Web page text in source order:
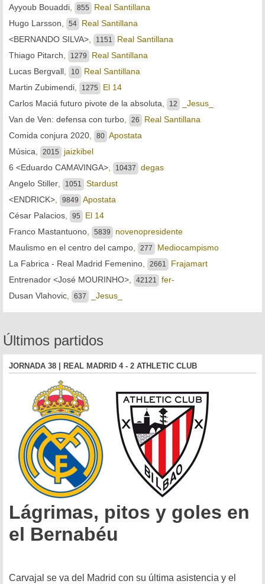
Ayyoub Bouaddi
855
Real Santillana
Hugo Larsson
54
Real Santillana
<BERNANDO SILVA>
1151
Real Santillana
Thiago Pitarch
1279
Real Santillana
Lucas Bergvall
10
Real Santillana
Martin Zubimendi
1275
El 14
Carlos Maciá futuro pivote de la absoluta
12
_Jesus_
Van de Ven: defensa con turbo
26
Real Santillana
Comida conjura 2020
80 Apostata
Música
2015
jaizkibel
6 <Eduardo CAMAVINGA>
10437
degas
Angelo Stiller
1051
Stardust
<ENDRICK>
9849
Apostata
César Palacios
95
El 14
Franco Mastantuono
5839
novenopresidente
Maulismo en el centro del campo
277
Mediocampismo
La Fabrica - Real Madrid Femenino
2661
Frajamart
Entrenador <José MOURINHO>
42121
fer-
Dusan Vlahovic
637 _Jesus_
Últimos partidos
JORNADA 38 | REAL MADRID 4 - 2 ATHLETIC CLUB
Lágrimas, pitos y goles en
el Bernabéu
Carvajal se va del Madrid con su última asistencia y el